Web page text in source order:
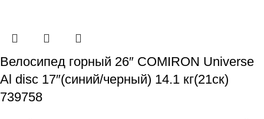
Велосипед горный 26″ COMIRON Universe
Al disc 17″(синий/черный) 14.1 кг(21ск)
739758